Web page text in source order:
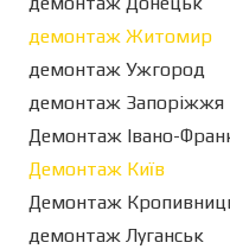
демонтаж Житомир
демонтаж Ужгород
демонтаж Запоріжжя
Демонтаж Івано-
Демонтаж Київ
Демонтаж
демонтаж Луганськ